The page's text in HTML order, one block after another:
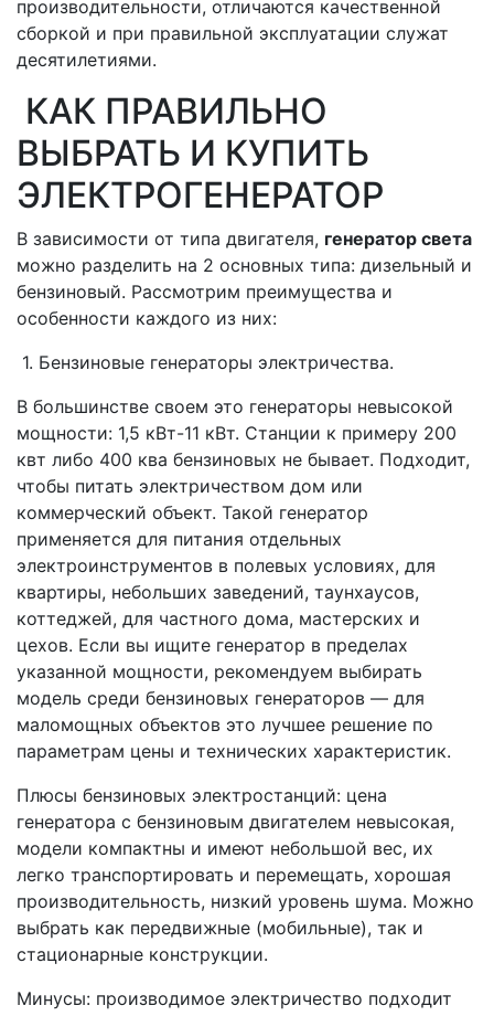
производительности, отличаются качественной
сборкой и при правильной эксплуатации служат
десятилетиями.
КАК ПРАВИЛЬНО
ВЫБРАТЬ И КУПИТЬ
ЭЛЕКТРОГЕНЕРАТОР
В зависимости от типа двигателя, генератор света
можно разделить на 2 основных типа: дизельный и
бензиновый. Рассмотрим преимущества и
особенности каждого из них:
1. Бензиновые генераторы электричества.
В большинстве своем это генераторы невысокой
мощности: 1,5 кВт-11 кВт. Станции к примеру 200
квт либо 400 ква бензиновых не бывает. Подходит,
чтобы питать электричеством дом или
коммерческий объект. Такой генератор
применяется для питания отдельных
электроинструментов в полевых условиях, для
квартиры, небольших заведений, таунхаусов,
коттеджей, для частного дома, мастерских и
цехов. Если вы ищите генератор в пределах
указанной мощности, рекомендуем выбирать
модель среди бензиновых генераторов — для
маломощных объектов это лучшее решение по
параметрам цены и технических характеристик.
Плюсы бензиновых электростанций: цена
генератора с бензиновым двигателем невысокая,
модели компактны и имеют небольшой вес, их
легко транспортировать и перемещать, хорошая
производительность, низкий уровень шума. Можно
выбрать как передвижные (мобильные), так и
стационарные конструкции.
Минусы: производимое электричество подходит